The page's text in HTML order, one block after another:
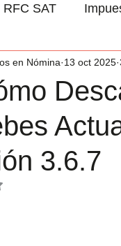
RFC SAT
México
3.6.7
en Nómina 13 oct 2025
NaN de 5 estrellas.